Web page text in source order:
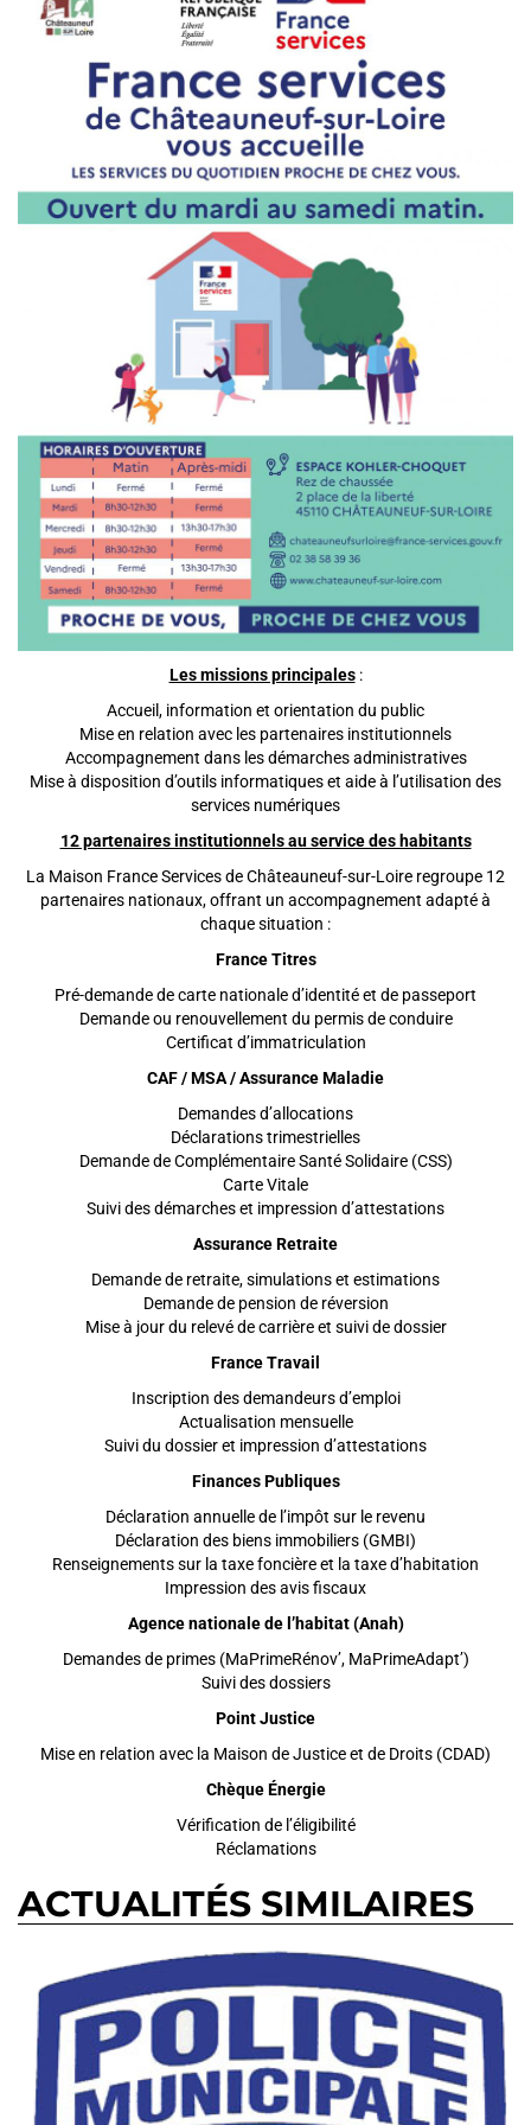
Les missions principales:
Accueil, information et orientation du public
Mise en relation avec les partenaires institutionnels
Accompagnement dans les démarches administratives
Mise à disposition d’outils informatiques et aide à l’utilisation des
services numériques
12 partenaires institutionnels au service des habitants
La Maison France Services de Châteauneuf-sur-Loire regroupe 12
partenaires nationaux, offrant un accompagnement adapté à
chaque situation :
France Titres
Pré-demande de carte nationale d’identité et de passeport
Demande ou renouvellement du permis de conduire
Certificat d’immatriculation
CAF / MSA / Assurance Maladie
Demandes d’allocations
Déclarations trimestrielles
Demande de Complémentaire Santé Solidaire (CSS)
Carte Vitale
Suivi des démarches et impression d’attestations
Assurance Retraite
Demande de retraite, simulations et estimations
Demande de pension de réversion
Mise à jour du relevé de carrière et suivi de dossier
France Travail
Inscription des demandeurs d’emploi
Actualisation mensuelle
Suivi du dossier et impression d’attestations
Finances Publiques
Déclaration annuelle de l’impôt sur le revenu
Déclaration des biens immobiliers (GMBI)
Renseignements sur la taxe foncière et la taxe d’habitation
Impression des avis fiscaux
Agence nationale de l’habitat (Anah)
Demandes de primes (MaPrimeRénov’, MaPrimeAdapt’)
Suivi des dossiers
Point Justice
Mise en relation avec la Maison de Justice et de Droits (CDAD)
Chèque Énergie
Vérification de l’éligibilité
Réclamations
ACTUALITÉS SIMILAIRES